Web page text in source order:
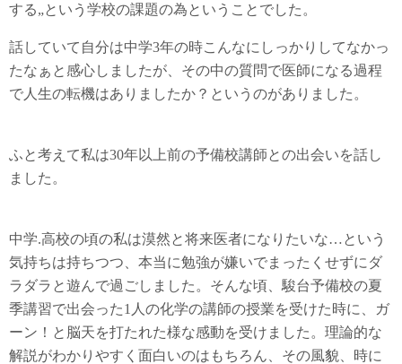
する„という学校の課題の為ということでした。
話していて自分は中学3年の時こんなにしっかりしてなかっ
たなぁと感心しましたが、その中の質問で医師になる過程
で人生の転機はありましたか？というのがありました。
ふと考えて私は30年以上前の予備校講師との出会いを話し
ました。
中学.高校の頃の私は漠然と将来医者になりたいな…という
気持ちは持ちつつ、本当に勉強が嫌いでまったくせずにダ
ラダラと遊んで過ごしました。そんな頃、駿台予備校の夏
季講習で出会った1人の化学の講師の授業を受けた時に、ガ
ーン！と脳天を打たれた様な感動を受けました。理論的な
解説がわかりやすく面白いのはもちろん、その風貌、時に